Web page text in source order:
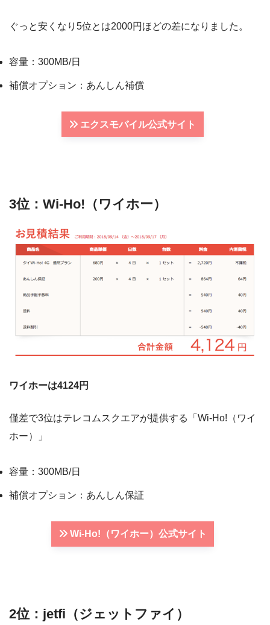
ぐっと安くなり5位とは2000円ほどの差になりました。
容量：300MB/日
補償オプション：あんしん補償
エクスモバイル公式サイト
3位：Wi-Ho!（ワイホー）
ワイホーは4124円
僅差で3位はテレコムスクエアが提供する「Wi-Ho!（ワイ
ホー）」
容量：300MB/日
補償オプション：あんしん保証
Wi-Ho!（ワイホー）公式サイト
2位：jetfi（ジェットファイ）